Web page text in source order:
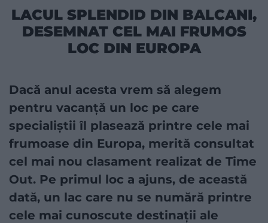
LACUL SPLENDID DIN BALCANI,
DESEMNAT CEL MAI FRUMOS
LOC DIN EUROPA
Dacă anul acesta vrem să alegem
pentru vacanță un loc pe care
specialiștii îl plasează printre cele mai
frumoase din Europa, merită consultat
cel mai nou clasament realizat de Time
Out. Pe primul loc a ajuns, de această
dată, un lac care nu se numără printre
cele mai cunoscute destinații ale